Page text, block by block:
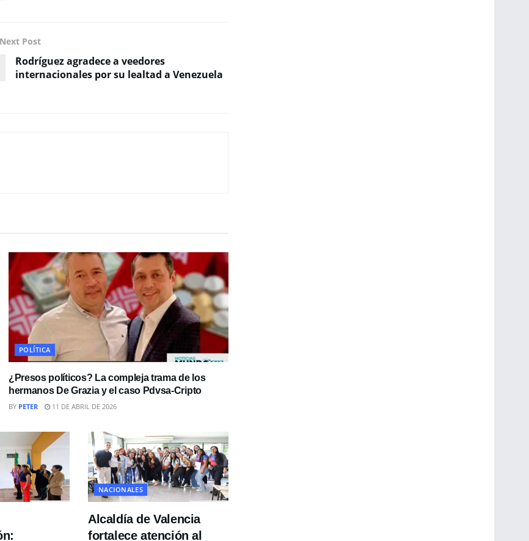
Next Post
Rodríguez agradece a veedores
internacionales por su lealtad a Venezuela
POLÍTICA
¿Presos políticos? La compleja trama de los
hermanos De Grazia y el caso Pdvsa-Cripto
BY PETER 11 DE ABRIL DE 2026
NACIONALES
Alcaldía de Valencia
fortalece atención al